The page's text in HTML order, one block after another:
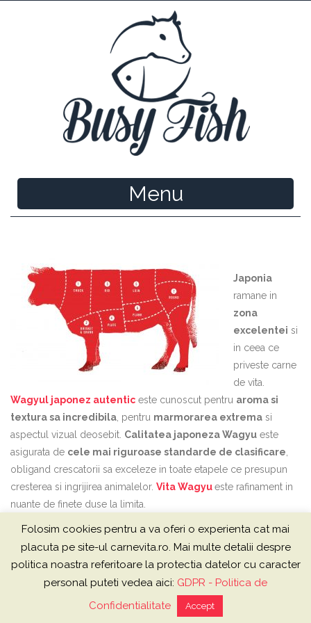
Menu
Japonia
ramane in
zona
excelentei si
in ceea ce
priveste carne
de vita.
Wagyul japonez autentic este cunoscut pentru aroma si
textura sa incredibila , pentru marmorarea extrema si
aspectul vizual deosebit. Calitatea japoneza Wagyu este
asigurata de cele mai riguroase standarde de clasificare
obligand crescatorii sa exceleze in toate etapele ce presupun
cresterea si ingrijirea animalelor. Vita Wagyueste rafinament in
nuante de finete duse la limita.
Prima pagina Produse Despre noi Contact
comenzi@carnevita.ro 0799 053 060
Folosim cookies pentru a va oferi o experienta cat mai
placuta pe site-ul carnevita.ro. Mai multe detalii despre
politica noastra referitoare la protectia datelor cu caracter
personal puteti vedea aici: GDPR - Politica de
Confidentialitate
Accept